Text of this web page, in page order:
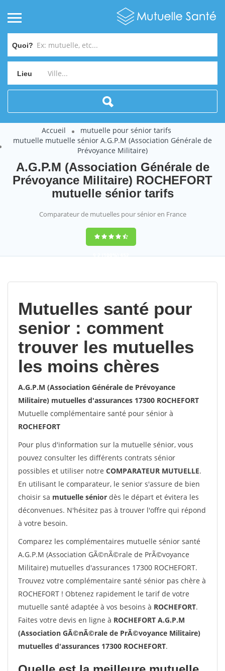
Quoi?
Lieu
Accueil
mutuelle pour sénior tarifs
mutuelle mutuelle sénior A.G.P.M (Association Générale de
Prévoyance Militaire)
A.G.P.M (Association Générale de
Prévoyance Militaire) ROCHEFORT
mutuelle sénior tarifs
Comparateur de mutuelles pour sénior en France
9,2(100%)452
Mutuelles santé pour
senior : comment
trouver les mutuelles
les moins chères
A.G.P.M (Association Générale de Prévoyance
Militaire) mutuelles d'assurances 17300 ROCHEFORT
Mutuelle complémentaire santé pour sénior à
ROCHEFORT
Pour plus d'information sur la mutuelle sénior, vous
pouvez consulter les différents contrats sénior
possibles et utiliser notre COMPARATEUR MUTUELLE.
En utilisant le comparateur, le senior s'assure de bien
choisir sa mutuelle sénior dès le départ et évitera les
déconvenues. N'hésitez pas à trouver l'offre qui répond
à votre besoin.
Comparez les complémentaires mutuelle sénior santé
A.G.P.M (Association GÃ©nÃ©rale de PrÃ©voyance
Militaire) mutuelles d'assurances 17300 ROCHEFORT.
Trouvez votre complémentaire santé sénior pas chère à
ROCHEFORT ! Obtenez rapidement le tarif de votre
mutuelle santé adaptée à vos besoins à ROCHEFORT.
Faites votre devis en ligne à ROCHEFORT A.G.P.M
(Association GÃ©nÃ©rale de PrÃ©voyance Militaire)
mutuelles d'assurances 17300 ROCHEFORT.